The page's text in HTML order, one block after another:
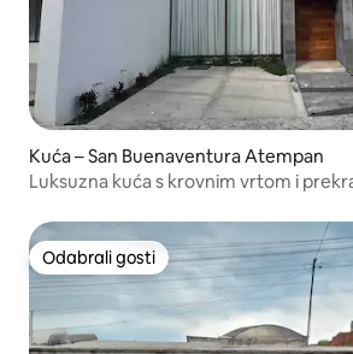
Kuća – San Buenaventura Atempan
Luksuzna kuća s krovnim vrtom i
Odabrali gosti
Odabrali gosti